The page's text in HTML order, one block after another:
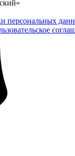
персональных